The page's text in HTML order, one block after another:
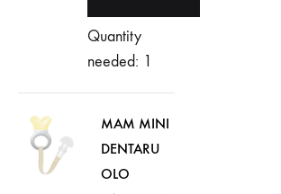
Quantity
needed: 1
MAM MINI
DENTARU
OLO